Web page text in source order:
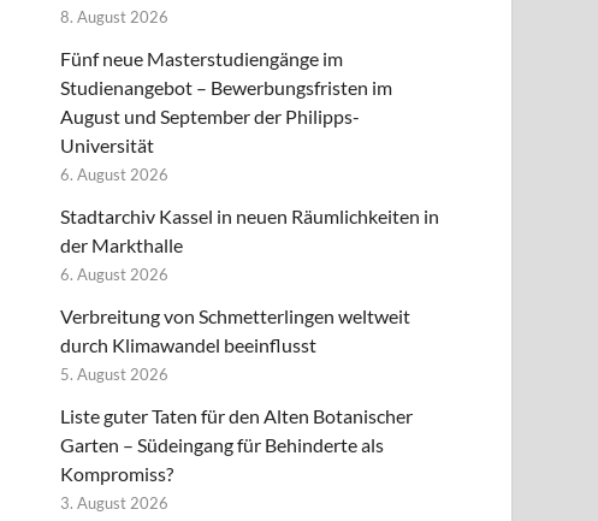
8. August 2026
Fünf neue Masterstudiengänge im
Studienangebot – Bewerbungsfristen im
August und September der Philipps-
Universität
6. August 2026
Stadtarchiv Kassel in neuen Räumlichkeiten in
der Markthalle
6. August 2026
Verbreitung von Schmetterlingen weltweit
durch Klimawandel beeinflusst
5. August 2026
Liste guter Taten für den Alten Botanischer
Garten – Südeingang für Behinderte als
Kompromiss?
3. August 2026